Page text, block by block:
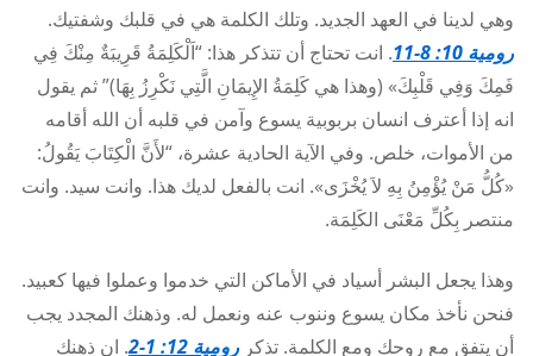
وهي لدينا في العهد الجديد. وتلك الكلمة هي في قلبك وشفتيك.
رومية 10: 8-11
. انت تحتاج أن تتذكر هذا: “اَلْكَلِمَةُ قَرِيبَةٌ مِنْكَ فِي
فَمِكَ وَفِي قَلْبِكَ» (وهذا هي كَلِمَةُ الإِيمَانِ الَّتِي نَكْرِزُ بِهَا)” ثم يقول
انه إذا أعترف انسان بربوبية يسوع وآمن في قلبه أن الله أقامه
من الأموات، خلص. وفي الآية الحادية عشرة، “لأَنَّ الْكِتَابَ يَقُولُ:
«كُلُّ مَنْ يُؤْمِنُ بِهِ لاَ يُخْزَى». انت بالفعل لديك هذا. وانت سيد. وانت
منتصر بِكُلِّ مَعْنَى الكَلِمَة.
وهذا يجعل البشر أسياد في الأماكن التي خدموا وعملوا فيها كعبيد.
فنحن نأخذ مكان يسوع وننوب عنه ونعمل له. وذهنك المجدد يجب
أن يتفق مع روحك ومع الكلمة. تذكررومية 12: 1-2
. ان ذهنك